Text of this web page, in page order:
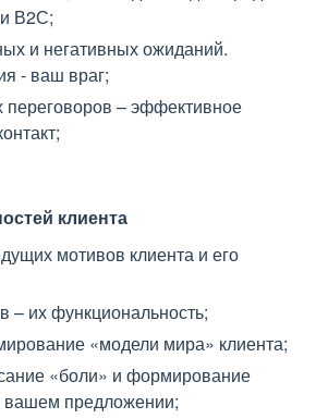
В2С;
и негативных ожиданий.
- ваш враг;
– эффективное
клиента
мотивов клиента и его
– их функциональность;
«модели мира» клиента;
«боли» и формирование
вашем предложении;